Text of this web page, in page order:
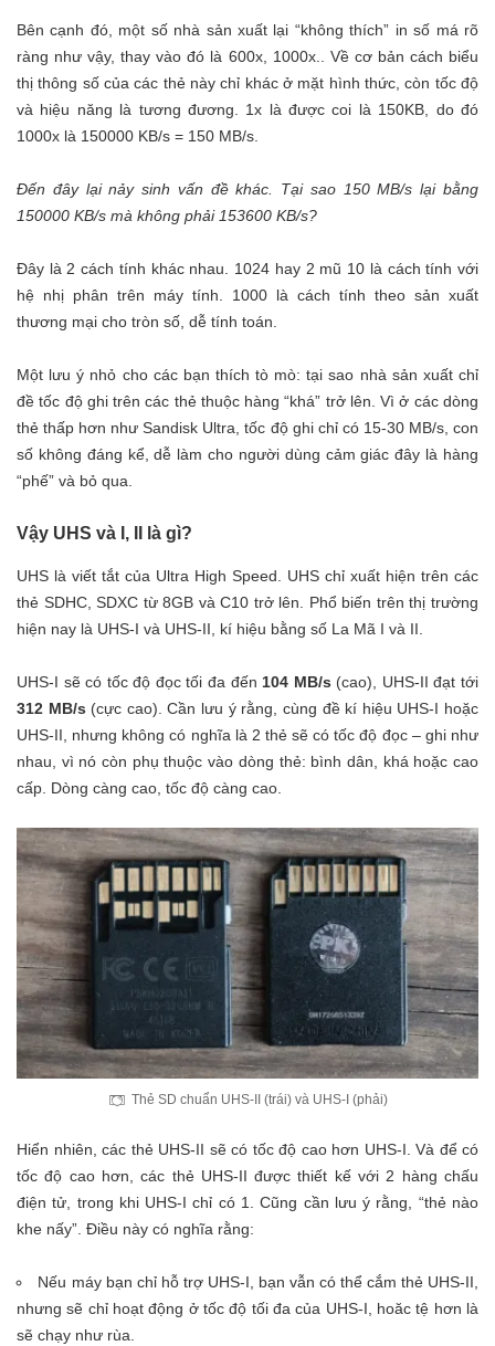
Bên cạnh đó, một số nhà sản xuất lại “không thích” in số má rõ
ràng như vậy, thay vào đó là 600x, 1000x.. Về cơ bản cách biểu
thị thông số của các thẻ này chỉ khác ở mặt hình thức, còn tốc độ
và hiệu năng là tương đương. 1x là được coi là 150KB, do đó
1000x là 150000 KB/s = 150 MB/s.
Đến đây lại nảy sinh vấn đề khác. Tại sao 150 MB/s lại bằng
150000 KB/s mà không phải 153600 KB/s?
Đây là 2 cách tính khác nhau. 1024 hay 2 mũ 10 là cách tính với
hệ nhị phân trên máy tính. 1000 là cách tính theo sản xuất
thương mại cho tròn số, dễ tính toán.
Một lưu ý nhỏ cho các bạn thích tò mò: tại sao nhà sản xuất chỉ
đề tốc độ ghi trên các thẻ thuộc hàng “khá” trở lên. Vì ở các dòng
thẻ thấp hơn như Sandisk Ultra, tốc độ ghi chỉ có 15-30 MB/s, con
số không đáng kể, dễ làm cho người dùng cảm giác đây là hàng
“phế” và bỏ qua.
Vậy UHS và I, II là gì?
UHS là viết tắt của Ultra High Speed. UHS chỉ xuất hiện trên các
thẻ SDHC, SDXC từ 8GB và C10 trở lên. Phổ biến trên thị trường
hiện nay là UHS-I và UHS-II, kí hiệu bằng số La Mã I và II.
UHS-I sẽ có tốc độ đọc tối đa đến 104 MB/s (cao), UHS-II đạt tới
312 MB/s (cực cao). Cần lưu ý rằng, cùng đề kí hiệu UHS-I hoặc
UHS-II, nhưng không có nghĩa là 2 thẻ sẽ có tốc độ đọc – ghi như
nhau, vì nó còn phụ thuộc vào dòng thẻ: bình dân, khá hoặc cao
cấp. Dòng càng cao, tốc độ càng cao.
Thẻ SD chuẩn UHS-II (trái) và UHS-I (phải)
Hiển nhiên, các thẻ UHS-II sẽ có tốc độ cao hơn UHS-I. Và để có
tốc độ cao hơn, các thẻ UHS-II được thiết kế với 2 hàng chấu
điện tử, trong khi UHS-I chỉ có 1. Cũng cần lưu ý rằng, “thẻ nào
khe nấy”. Điều này có nghĩa rằng:
Nếu máy bạn chỉ hỗ trợ UHS-I, bạn vẫn có thể cắm thẻ UHS-II,
nhưng sẽ chỉ hoạt động ở tốc độ tối đa của UHS-I, hoăc tệ hơn là
sẽ chạy như rùa.